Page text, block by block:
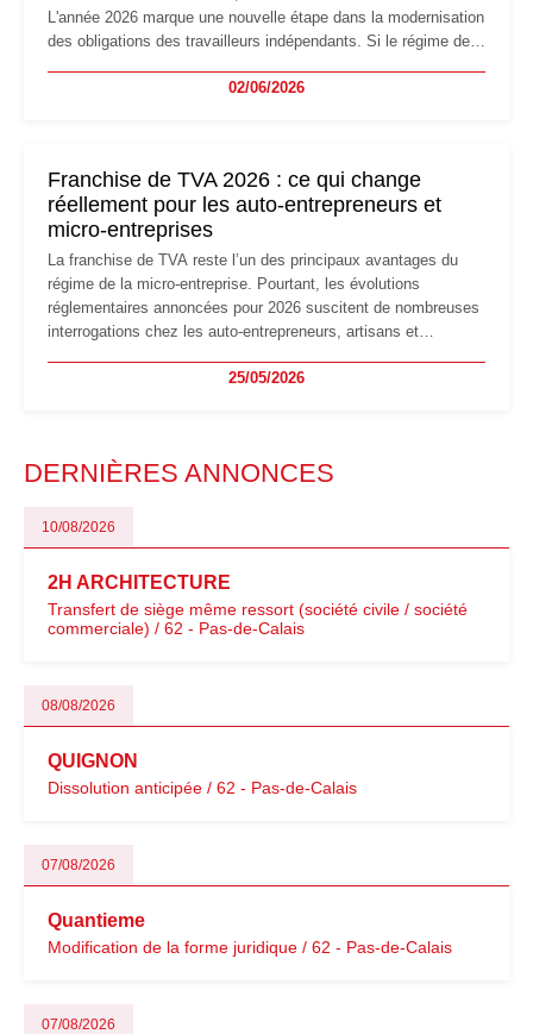
L'année 2026 marque une nouvelle étape dans la modernisation
des obligations des travailleurs indépendants. Si le régime de
les auto-entrepreneurs devront s'adapter à un environnement
02/06/2026
Franchise de TVA 2026 : ce qui change
réellement pour les auto-entrepreneurs et
micro-entreprises
La franchise de TVA reste l’un des principaux avantages du
régime de la micro-entreprise. Pourtant, les évolutions
réglementaires annoncées pour 2026 suscitent de nombreuses
interrogations chez les auto-entrepreneurs, artisans et
facturation ou risque de bascule vers la TVA : les règles
25/05/2026
DERNIÈRES ANNONCES
10/08/2026
2H ARCHITECTURE
Transfert de siège même ressort (société civile / société
commerciale) / 62 - Pas-de-Calais
08/08/2026
QUIGNON
Dissolution anticipée / 62 - Pas-de-Calais
07/08/2026
Quantieme
Modification de la forme juridique / 62 - Pas-de-Calais
07/08/2026